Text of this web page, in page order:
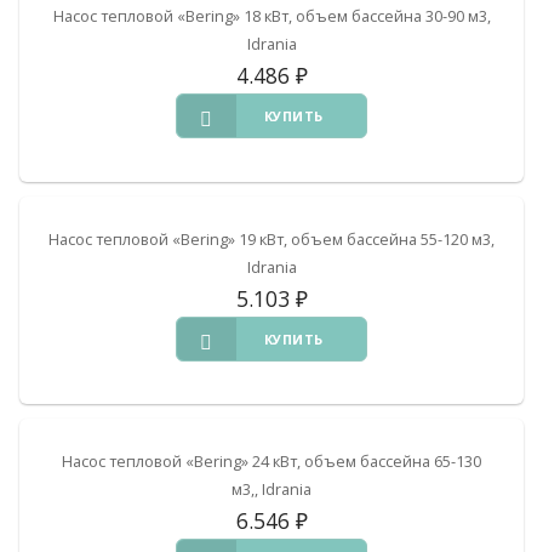
Насос тепловой «Bering» 18 кВт, объем бассейна 30-90 м3,
Idrania
4.486 ₽
КУПИТЬ
Насос тепловой «Bering» 19 кВт, объем бассейна 55-120 м3,
Idrania
5.103 ₽
КУПИТЬ
Насос тепловой «Bering» 24 кВт, объем бассейна 65-130
м3,, Idrania
6.546 ₽